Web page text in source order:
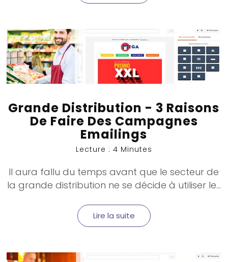
Grande Distribution - 3 Raisons
De Faire Des Campagnes
Emailings
Lecture : 4 Minutes
Il aura fallu du temps avant que le secteur de
la grande distribution ne se décide à utiliser le...
Lire la suite